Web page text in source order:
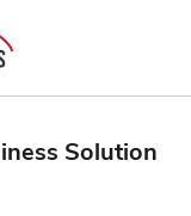
Solution